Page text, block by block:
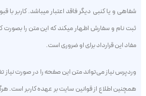
شفاهی و یا کنبی دیگر فاقد اعتبار میباشد. کاربر با
ثبت نام و سفارش اظهار میکند که این متن را بصورت
مفاد این قرارداد برای او ضروری است.
وردپرس نیاز می‌تواند متن این صفحه را در صورت نیاز
همچنین اطلاع از قوانین سایت بر عهده کاربر است.